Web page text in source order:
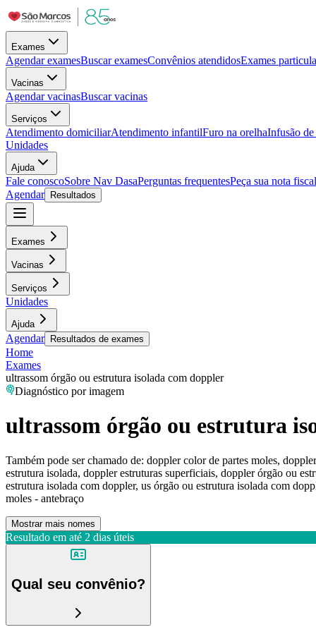
Exames
Agendar examesBuscar examesConvênios atendidosExames
Vacinas
Agendar vacinasBuscar vacinas
Serviços
Atendimento domiciliarAtendimento infantilFuro na orelhaInfusão
Unidades
Ajuda
Fale conoscoSobre Nav DasaPerguntas frequentesPeça sua nota fiscal
Agendar
Resultados
Exames
Vacinas
Serviços
Unidades
Ajuda
Agendar Resultados de exames
Home
Exames
ultrassom órgão ou estrutura isolada com doppler
Diagnóstico por imagem
ultrassom órgão ou estrutura
Também pode ser chamado de: doppler color de partes moles,
estrutura isolada, doppler estruturas superficiais, doppler órgão ou
estrutura isolada com doppler, us órgão ou estrutura isolada com
moles - antebraço
Mostrar mais nomes
Resultado em até 2 dias úteis
Qual seu convênio?